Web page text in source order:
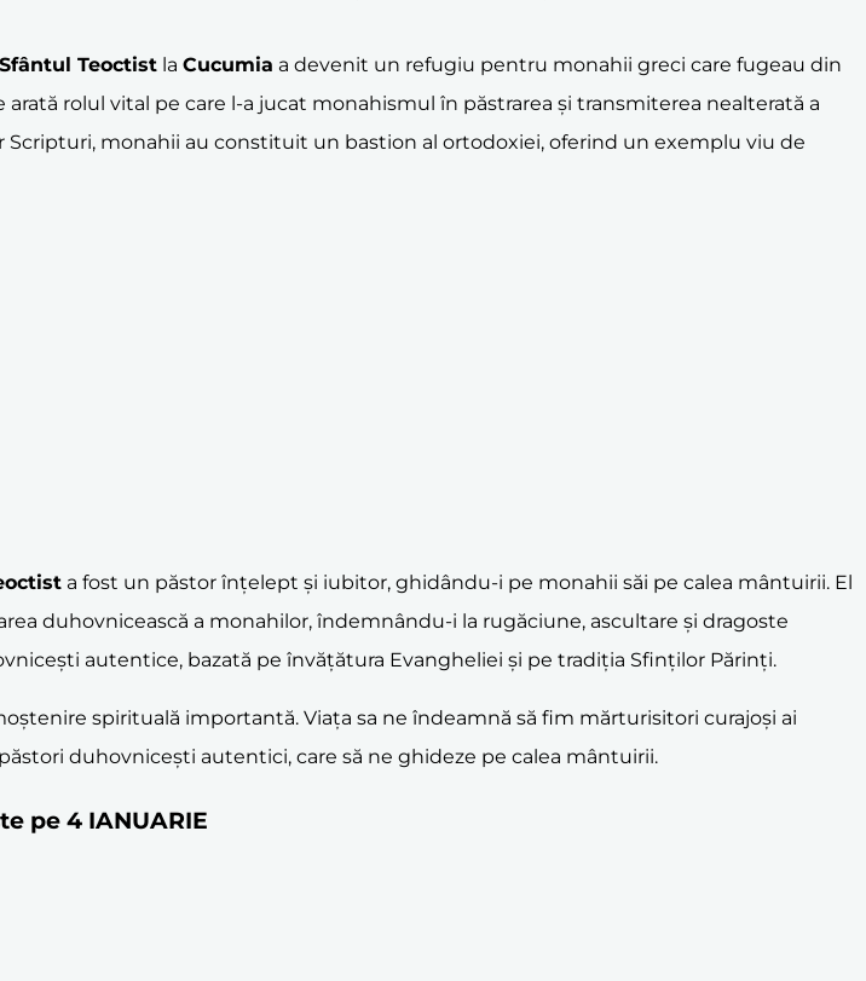
Sfântul Teoctist la Cucumia a devenit un refugiu pentru monahii greci care fugeau din
arată rolul vital pe care l-a jucat monahismul în păstrarea și transmiterea nealterată a
monahii au constituit un bastion al ortodoxiei, oferind un exemplu viu de
a fost un păstor înțelept și iubitor, ghidându-i pe monahii săi pe calea mântuirii. El
duhovnicească a monahilor, îndemnându-i la rugăciune, ascultare și dragoste
autentice, bazată pe învățătura Evangheliei și pe tradiția Sfinților Părinți.
spirituală importantă. Viața sa ne îndeamnă să fim mărturisitori curajoși ai
duhovnicești autentici, care să ne ghideze pe calea mântuirii.
pe 4 IANUARIE